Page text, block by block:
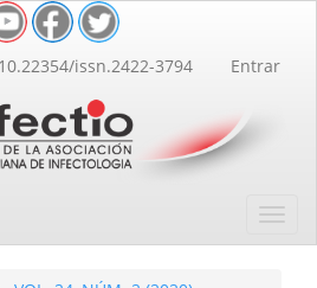
issn.2422-3794 Entrar